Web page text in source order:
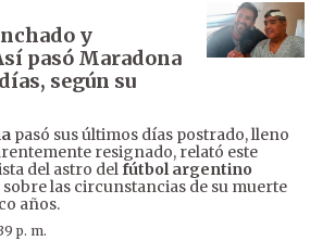
y
pasó Maradona
según su
pasó sus últimos días postrado, lleno
resignado, relató este
del astro delfútbol argentino
las circunstancias de su muerte
años.
p. m.